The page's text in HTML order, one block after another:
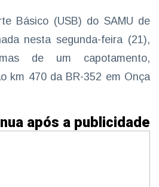
Básico (USB) do SAMU de
nesta segunda-feira (21),
de um capotamento,
km 470 da BR-352 em Onça
após a publicidade